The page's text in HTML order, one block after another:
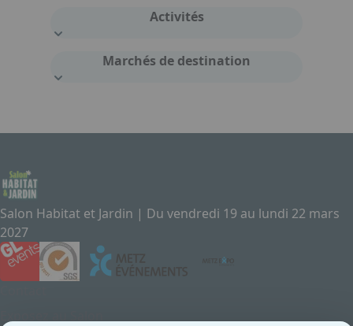
Activités
Marchés de destination
Salon Habitat et Jardin | Du vendredi 19 au lundi 22 mars
2027